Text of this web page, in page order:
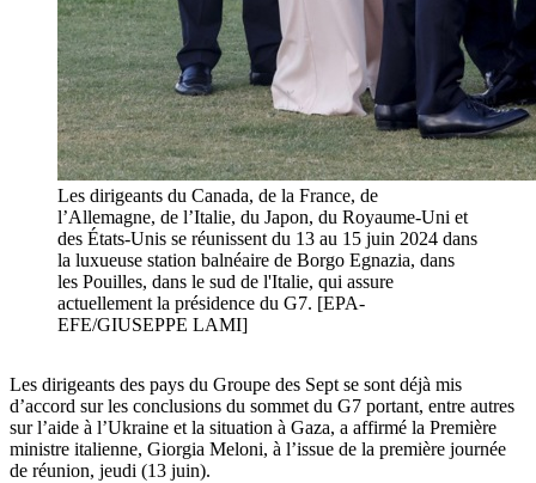
Les dirigeants du Canada, de la France, de
l’Allemagne, de l’Italie, du Japon, du Royaume-Uni et
des États-Unis se réunissent du 13 au 15 juin 2024 dans
la luxueuse station balnéaire de Borgo Egnazia, dans
les Pouilles, dans le sud de l'Italie, qui assure
actuellement la présidence du G7. [EPA-
EFE/GIUSEPPE LAMI]
Les dirigeants des pays du Groupe des Sept se sont déjà mis
d’accord sur les conclusions du sommet du G7 portant, entre autres
sur l’aide à l’Ukraine et la situation à Gaza, a affirmé la Première
ministre italienne, Giorgia Meloni, à l’issue de la première journée
de réunion, jeudi (13 juin).